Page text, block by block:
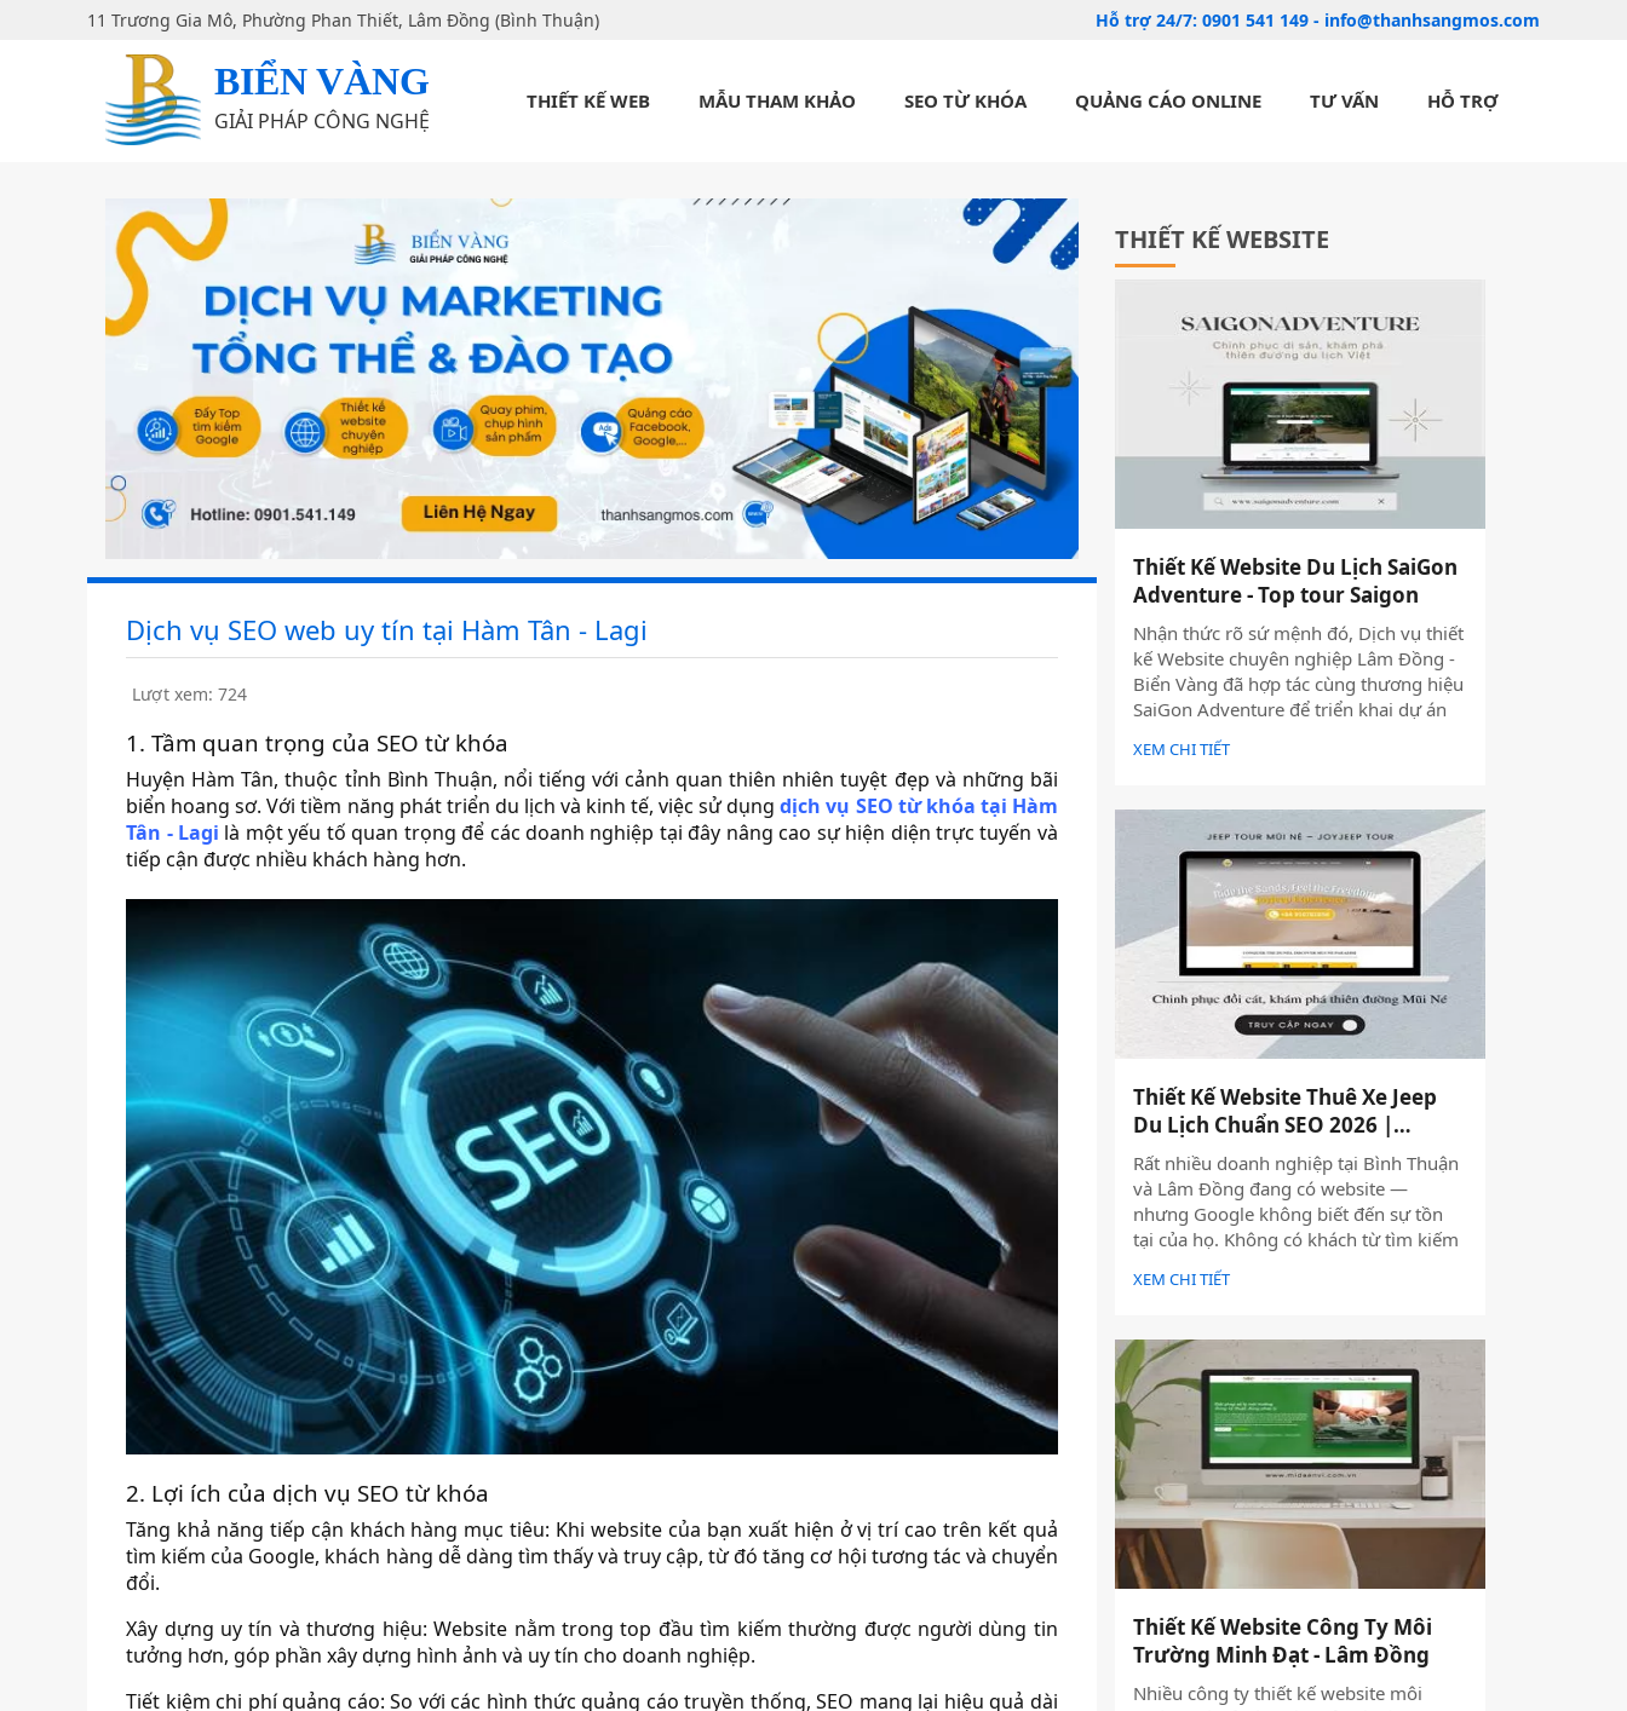
11 Trương Gia Mô, Phường Phan Thiết, Lâm Đồng (Bình Thuận) Hỗ trợ 24/7: 0901 541 149 - info@thanhsangmos.com
BIỂN VÀNG
GIẢI PHÁP CÔNG NGHỆ
THIẾT KẾ WEB MẪU THAM KHẢO SEO TỪ KHÓA QUẢNG CÁO ONLINE TƯ VẤN HỖ TRỢ
Dịch vụ SEO web uy tín tại Hàm Tân - Lagi
Lượt xem: 724
1. Tầm quan trọng của SEO từ khóa
Huyện Hàm Tân, thuộc tỉnh Bình Thuận, nổi tiếng với cảnh quan thiên nhiên tuyệt đẹp và những bãi
biển hoang sơ. Với tiềm năng phát triển du lịch và kinh tế, việc sử dụngdịch vụ SEO từ khóa tại Hàm
Tân - Lagi là một yếu tố quan trọng để các doanh nghiệp tại đây nâng cao sự hiện diện trực tuyến và
tiếp cận được nhiều khách hàng hơn.
2. Lợi ích của dịch vụ SEO từ khóa
Tăng khả năng tiếp cận khách hàng mục tiêu: Khi website của bạn xuất hiện ở vị trí cao trên kết quả
tìm kiếm của Google, khách hàng dễ dàng tìm thấy và truy cập, từ đó tăng cơ hội tương tác và chuyển
đổi.
Xây dựng uy tín và thương hiệu: Website nằm trong top đầu tìm kiếm thường được người dùng tin
tưởng hơn, góp phần xây dựng hình ảnh và uy tín cho doanh nghiệp.
Tiết kiệm chi phí quảng cáo: So với các hình thức quảng cáo truyền thống, SEO mang lại hiệu quả dài
THIẾT KẾ WEBSITE
Thiết Kế Website Du Lịch SaiGon
Adventure - Top tour Saigon
Nhận thức rõ sứ mệnh đó, Dịch vụ thiết
kế Website chuyên nghiệp Lâm Đồng -
Biển Vàng đã hợp tác cùng thương hiệu
SaiGon Adventure để triển khai dự án
thiết kế website du lịch cao cấp tại địa
chỉ saigonadventure.com. Dự án không
vị thế dẫn đầu trong mảng tour trải
nghiệm Sài Gòn & Việt Nam mà còn là
minh chứng cho năng lực công nghệ và
tư duy UX/UI hiện đại từ Biển Vàng.
XEM CHI TIẾT
Thiết Kế Website Thuê Xe Jeep
Du Lịch Chuẩn SEO 2026 |
JoyJeep
Rất nhiều doanh nghiệp tại Bình Thuận
và Lâm Đồng đang có website —
nhưng Google không biết đến sự tồn
tại của họ. Không có khách từ tìm kiếm
tự nhiên, mọi nỗ lực xây dựng nội dung
đều trở nên vô nghĩa. Vấn đề không
quảng cáo — mà nằm ngay ở nền tảng:
website chưa được thiết kế chuẩn SEO
2026 từ đầu.
XEM CHI TIẾT
Thiết Kế Website Công Ty Môi
Trường Minh Đạt - Lâm Đồng
Nhiều công ty thiết kế website môi